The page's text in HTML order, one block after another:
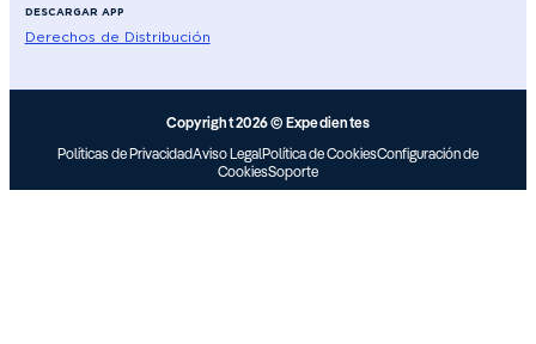
DESCARGAR APP
Derechos de Distribución
Copyright 2026 © Expedientes
Políticas de PrivacidadAviso LegalPolítica de CookiesConfiguración de
CookiesSoporte